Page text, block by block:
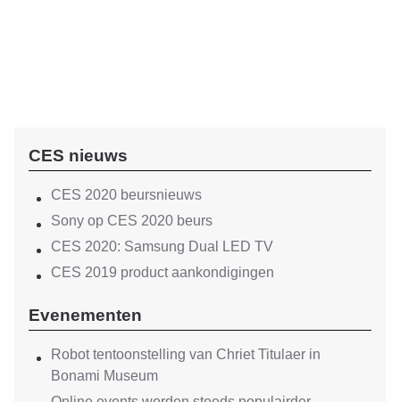
CES nieuws
CES 2020 beursnieuws
Sony op CES 2020 beurs
CES 2020: Samsung Dual LED TV
CES 2019 product aankondigingen
Evenementen
Robot tentoonstelling van Chriet Titulaer in
Bonami Museum